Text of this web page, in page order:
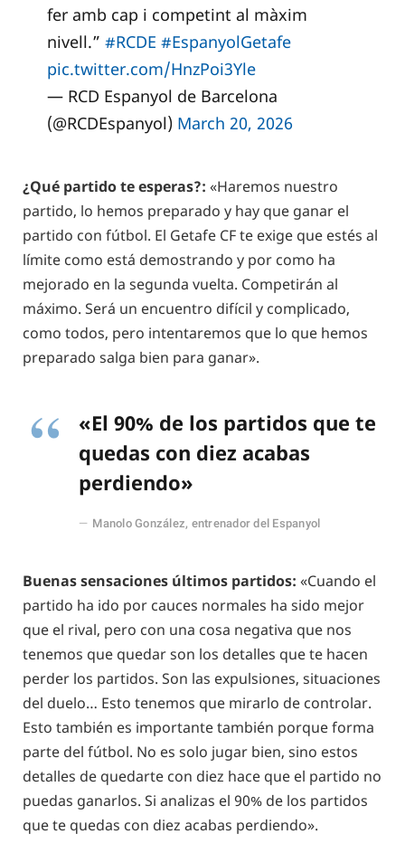
fer amb cap i competint al màxim
nivell.” #RCDE #EspanyolGetafe
pic.twitter.com/HnzPoi3Yle
— RCD Espanyol de Barcelona
(@RCDEspanyol) March 20, 2026
¿Qué partido te esperas?: «Haremos nuestro
partido, lo hemos preparado y hay que ganar el
partido con fútbol. El Getafe CF te exige que estés al
límite como está demostrando y por como ha
mejorado en la segunda vuelta. Competirán al
máximo. Será un encuentro difícil y complicado,
como todos, pero intentaremos que lo que hemos
preparado salga bien para ganar».
«El 90% de los partidos que te
quedas con diez acabas
perdiendo»
Manolo González, entrenador del Espanyol
Buenas sensaciones últimos partidos: «Cuando el
partido ha ido por cauces normales ha sido mejor
que el rival, pero con una cosa negativa que nos
tenemos que quedar son los detalles que te hacen
perder los partidos. Son las expulsiones, situaciones
del duelo… Esto tenemos que mirarlo de controlar.
Esto también es importante también porque forma
parte del fútbol. No es solo jugar bien, sino estos
detalles de quedarte con diez hace que el partido no
puedas ganarlos. Si analizas el 90% de los partidos
que te quedas con diez acabas perdiendo».